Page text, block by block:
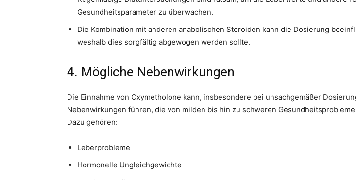
être
Gesundheitsparameter zu überwachen.
Die Kombination mit anderen anabolischen Steroiden kann die Dosierung
weshalb dies sorgfältig abgewogen werden sollte.
4. Mögliche Nebenwirkungen
Die Einnahme von Oxymetholone kann, insbesondere bei unsachgemäßer
Nebenwirkungen führen, die von milden bis hin zu schweren
Dazu gehören:
Leberprobleme
Hormonelle Ungleichgewichte